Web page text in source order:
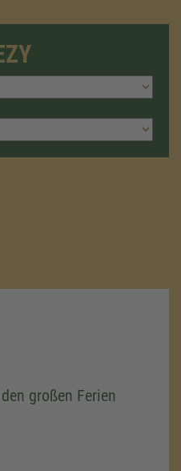
großen Ferien